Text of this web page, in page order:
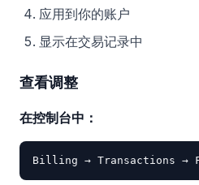
应用到你的账户
显示在交易记录中
查看调整
在控制台中：